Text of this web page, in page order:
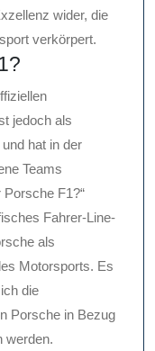
wider, die
verkörpert.
jedoch als
hat in der
Teams
Porsche F1?“
Fahrer-Line-
als
Motorsports. Es
die
Porsche in Bezug
werden.